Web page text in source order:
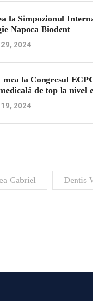
la Simpozionul
Napoca Biodent
2024
mea la Congresul
de top la nivel
2024
Gabriel Dentis